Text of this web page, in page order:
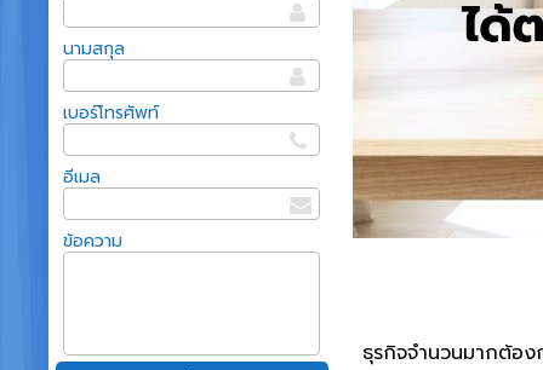
นามสกุล
เบอร์โทรศัพท์
อีเมล
ข้อความ
ธุรกิจจำนวนมากต้อ